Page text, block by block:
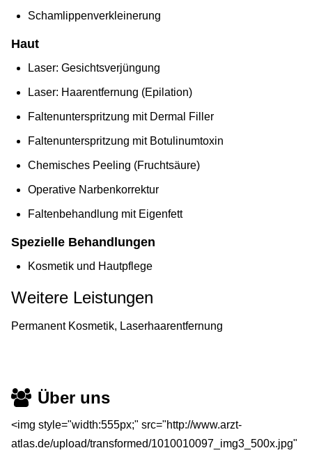
Schamlippenverkleinerung
Haut
Laser: Gesichtsverjüngung
Laser: Haarentfernung (Epilation)
Faltenunterspritzung mit Dermal Filler
Faltenunterspritzung mit Botulinumtoxin
Chemisches Peeling (Fruchtsäure)
Operative Narbenkorrektur
Faltenbehandlung mit Eigenfett
Spezielle Behandlungen
Kosmetik und Hautpflege
Weitere Leistungen
Permanent Kosmetik, Laserhaarentfernung
Über uns
<img style="width:555px;" src="http://www.arzt-
atlas.de/upload/transformed/1010010097_img3_500x.jpg"